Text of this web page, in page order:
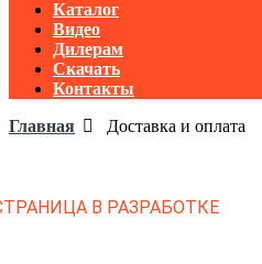
Каталог
Видео
Дилерам
Скачать
Контакты
Главная
Доставка и оплата
В РАЗРАБОТКЕ